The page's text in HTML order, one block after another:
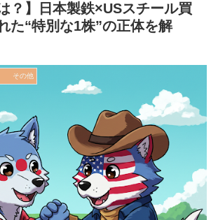
？】日本製鉄×USスチール買
た“特別な1株”の正体を解
その他